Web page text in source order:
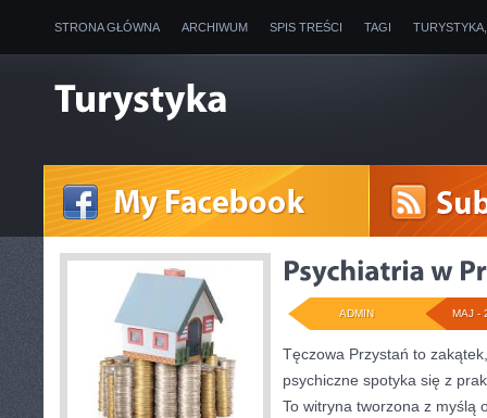
STRONA GŁÓWNA ARCHIWUM SPIS TREŚCI TAGI
MAJ -
ADMIN
Tęczowa Przystań to
psychiczne spotyka się z
To witryna tworzona z myślą